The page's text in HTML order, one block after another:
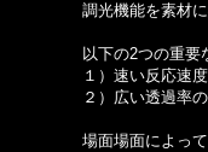
調光機能を素材
以下の2つの重要
１）速い反応速
２）広い透過率
場面場面によっ